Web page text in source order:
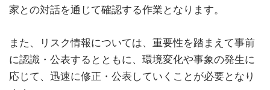
家との対話を通じて確認する作業となります。
また、リスク情報については、重要性を踏まえて事前
に認識・公表するとともに、環境変化や事象の発生に
応じて、迅速に修正・公表していくことが必要となり